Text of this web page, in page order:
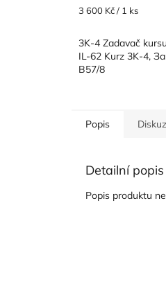
Měrná
3 600 Kč / 1 ks
3K-4 Zadavač
IL-62 Kurz 3K-4,
B57/8
Popis
Detailní
Popis produktu